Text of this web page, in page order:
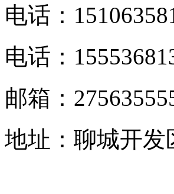
电话：
电话：
邮箱：
地址：聊城开